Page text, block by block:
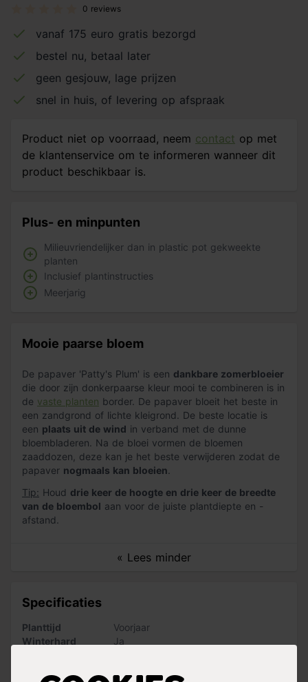
0 reviews
vanaf 175 euro gratis bezorgd
bestel nu, betaal later
geen gesjouw, lage prijzen
snel in huis, of levering op afspraak
Product niet op voorraad, neem contact op met
de klantenservice om te informeren wanneer dit
product beschikbaar is.
Plus- en minpunten
Milieuvriendelijker dan in plastic pot gekweekte
planten
Inclusief plantinstructies
Meerjarig
Mooie paarse bloem
De papaver 'Patty's Plum' is een dankbare zomerbloeier
die door zijn donkerpaarse kleur mooi te combineren is in
de vaste planten border. De papaver bloeit het beste in
een zandgrond of lichte kleigrond. De beste locatie is
een plaats uit de wind in verband met de dunne
bloembladeren. Na de bloei vormen de bloemen
zaaddozen, deze kan je het beste verwijderen zodat de
papaver nogmaals kan bloeien
« Lees minder
Tip: Houd drie keer de hoogte en drie keer de breedte
van de bloembol aan voor de juiste plantdiepte en -
afstand.
Specificaties
Planttijd
Voorjaar
Winterhard
Ja